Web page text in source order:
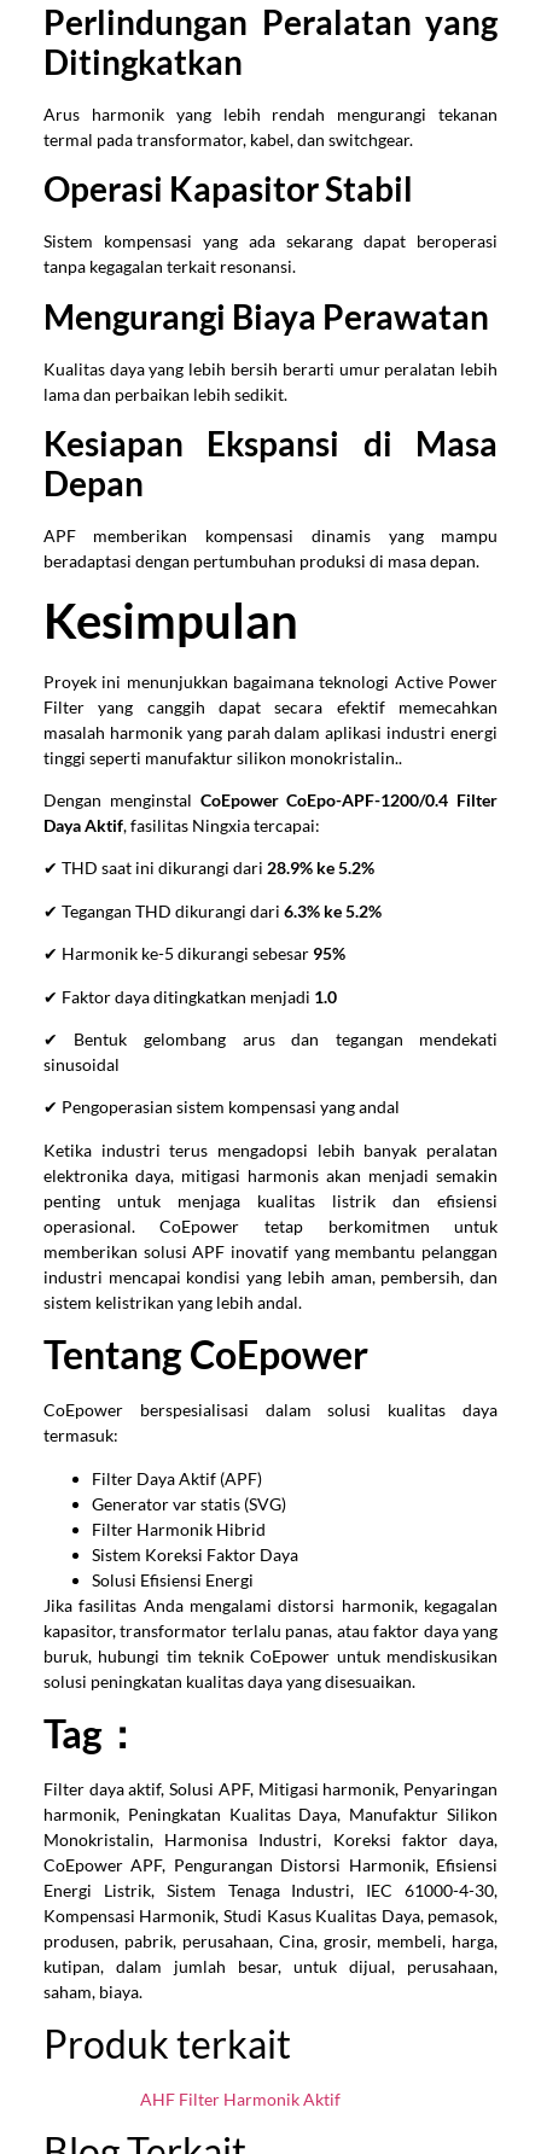
Perlindungan Peralatan yang
Ditingkatkan
Arus harmonik yang lebih rendah mengurangi tekanan
termal pada transformator, kabel, dan switchgear.
Operasi Kapasitor Stabil
Sistem kompensasi yang ada sekarang dapat beroperasi
tanpa kegagalan terkait resonansi.
Mengurangi Biaya Perawatan
Kualitas daya yang lebih bersih berarti umur peralatan lebih
lama dan perbaikan lebih sedikit.
Kesiapan Ekspansi di Masa
Depan
APF memberikan kompensasi dinamis yang mampu
beradaptasi dengan pertumbuhan produksi di masa depan.
Kesimpulan
Proyek ini menunjukkan bagaimana teknologi Active Power
Filter yang canggih dapat secara efektif memecahkan
masalah harmonik yang parah dalam aplikasi industri energi
tinggi seperti manufaktur silikon monokristalin..
Dengan menginstal CoEpower CoEpo-APF-1200/0.4 Filter
Daya Aktif, fasilitas Ningxia tercapai:
✔ THD saat ini dikurangi dari 28.9% ke 5.2%
✔ Tegangan THD dikurangi dari 6.3% ke 5.2%
✔ Harmonik ke-5 dikurangi sebesar 95%
✔ Faktor daya ditingkatkan menjadi 1.0
✔ Bentuk gelombang arus dan tegangan mendekati
sinusoidal
✔ Pengoperasian sistem kompensasi yang andal
Ketika industri terus mengadopsi lebih banyak peralatan
elektronika daya, mitigasi harmonis akan menjadi semakin
penting untuk menjaga kualitas listrik dan efisiensi
operasional. CoEpower tetap berkomitmen untuk
memberikan solusi APF inovatif yang membantu pelanggan
industri mencapai kondisi yang lebih aman, pembersih, dan
sistem kelistrikan yang lebih andal.
Tentang CoEpower
CoEpower berspesialisasi dalam solusi kualitas daya
termasuk:
Filter Daya Aktif (APF)
Generator var statis (SVG)
Filter Harmonik Hibrid
Sistem Koreksi Faktor Daya
Solusi Efisiensi Energi
Jika fasilitas Anda mengalami distorsi harmonik, kegagalan
kapasitor, transformator terlalu panas, atau faktor daya yang
buruk, hubungi tim teknik CoEpower untuk mendiskusikan
solusi peningkatan kualitas daya yang disesuaikan.
Tag：
Filter daya aktif, Solusi APF, Mitigasi harmonik, Penyaringan
harmonik, Peningkatan Kualitas Daya, Manufaktur Silikon
Monokristalin, Harmonisa Industri, Koreksi faktor daya,
CoEpower APF, Pengurangan Distorsi Harmonik, Efisiensi
Energi Listrik, Sistem Tenaga Industri, IEC 61000-4-30,
Kompensasi Harmonik, Studi Kasus Kualitas Daya, pemasok,
produsen, pabrik, perusahaan, Cina, grosir, membeli, harga,
kutipan, dalam jumlah besar, untuk dijual, perusahaan,
saham, biaya.
Produk terkait
AHF Filter Harmonik Aktif